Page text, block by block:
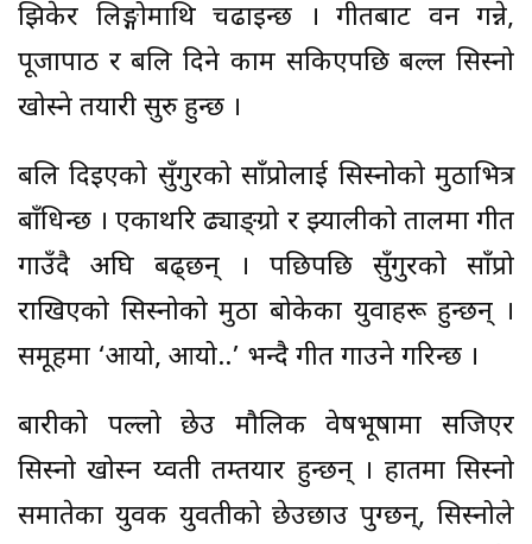
झिकेर लिङ्गोमाथि चढाइन्छ । गीतबाट वन गन्ने,
पूजापाठ र बलि दिने काम सकिएपछि बल्ल सिस्नो
खोस्ने तयारी सुरु हुन्छ ।
बलि दिइएको सुँगुरको साँप्रोलाई सिस्नोको मुठाभित्र
बाँधिन्छ । एकाथरि ढ्याङ्ग्रो र झ्यालीको तालमा गीत
गाउँदै अघि बढ्छन् । पछिपछि सुँगुरको साँप्रो
राखिएको सिस्नोको मुठा बोकेका युवाहरू हुन्छन् ।
समूहमा ‘आयो, आयो..’ भन्दै गीत गाउने गरिन्छ ।
बारीको पल्लो छेउ मौलिक वेषभूषामा सजिएर
सिस्नो खोस्न य्वती तम्तयार हुन्छन् । हातमा सिस्नो
समातेका युवक युवतीको छेउछाउ पुग्छन्, सिस्नोले